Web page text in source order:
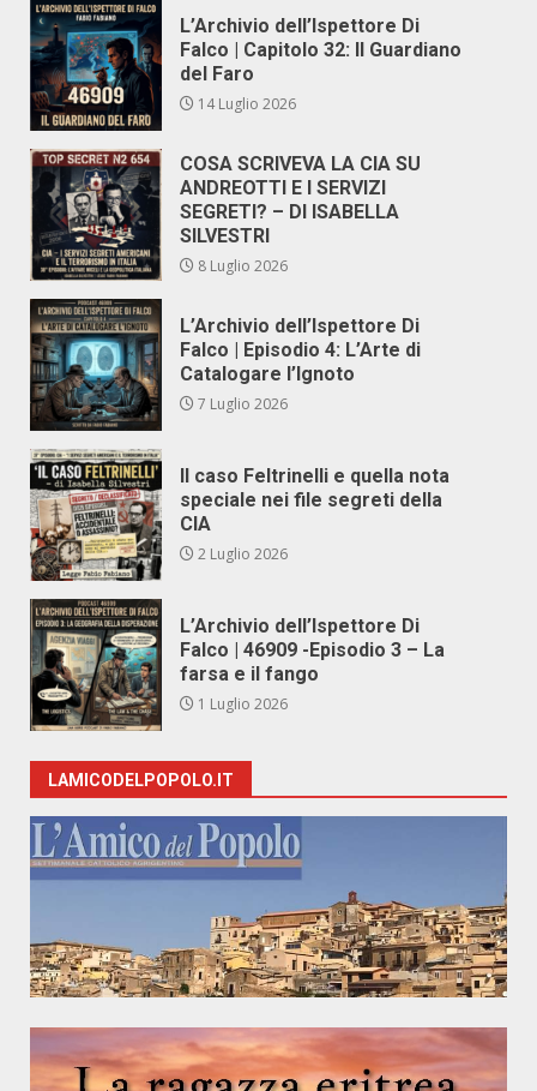
L’Archivio dell’Ispettore Di
Falco | Capitolo 32: Il Guardiano
del Faro
14 Luglio 2026
COSA SCRIVEVA LA CIA SU
ANDREOTTI E I SERVIZI
SEGRETI? – DI ISABELLA
SILVESTRI
8 Luglio 2026
L’Archivio dell’Ispettore Di
Falco | Episodio 4: L’Arte di
Catalogare l’Ignoto
7 Luglio 2026
Il caso Feltrinelli e quella nota
speciale nei file segreti della
CIA
2 Luglio 2026
L’Archivio dell’Ispettore Di
Falco | 46909 -Episodio 3 – La
farsa e il fango
1 Luglio 2026
LAMICODELPOPOLO.IT